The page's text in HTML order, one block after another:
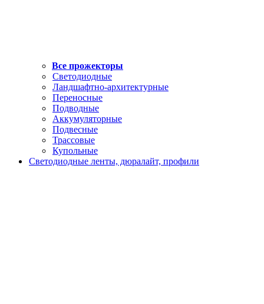
Все прожекторы
Светодиодные
Ландшафтно-архитектурные
Переносные
Подводные
Аккумуляторные
Подвесные
Трассовые
Купольные
Светодиодные ленты, дюралайт, профили